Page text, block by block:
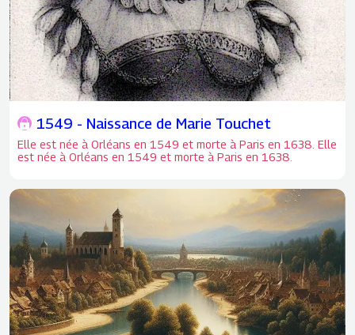
1549 - Naissance de Marie Touchet
Elle est née à Orléans en 1549 et morte à Paris en 1638. Elle
est née à Orléans en 1549 et morte à Paris en 1638.